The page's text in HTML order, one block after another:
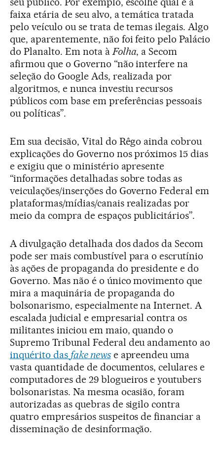
faixa etária de seu alvo, a temática tratada
pelo veículo ou se trata de temas ilegais. Algo
que, aparentemente, não foi feito pelo Palácio
do Planalto. Em nota àFolha, a Secom
afirmou que o Governo “não interfere na
seleção do Google Ads, realizada por
algoritmos, e nunca investiu recursos
públicos com base em preferências pessoais
ou políticas”.
Em sua decisão, Vital do Rêgo ainda cobrou
explicações do Governo nos próximos 15 dias
e exigiu que o ministério apresente
“informações detalhadas sobre todas as
veiculações/inserções do Governo Federal em
plataformas/mídias/canais realizadas por
meio da compra de espaços publicitários”.
A divulgação detalhada dos dados da Secom
pode ser mais combustível para o escrutínio
às ações de propaganda do presidente e do
Governo. Mas não é o único movimento que
mira a maquinária de propaganda do
bolsonarismo, especialmente na Internet. A
escalada judicial e empresarial contra os
militantes iniciou em maio, quando o
Supremo Tribunal Federal deu andamento ao
inquérito das fake newse apreendeu uma
vasta quantidade de documentos, celulares e
computadores de 29 blogueiros e youtubers
bolsonaristas. Na mesma ocasião, foram
autorizadas as quebras de sigilo contra
quatro empresários suspeitos de financiar a
disseminação de desinformação.